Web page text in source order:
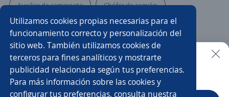
Utilizamos cookies propias necesarias para el
funcionamiento correcto y personalización del
sitio web. También utilizamos cookies de
terceros para fines analíticos y mostrarte
publicidad relacionada según tus preferencias.
Para más información sobre las cookies y
configurar tus preferencias, consulta nuestra
Auxiliar de camioneta Chófer de camión
Distribuidor/a Chófer ventas
Guardia de seguridad chófer Auxiliar administrativo/a
Chófer ayudante Auxiliar logística
Buscar es más fácil en la app